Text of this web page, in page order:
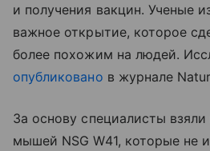
и получения вакцин. Ученые
важное открытие, которое
более похожим на людей.
опубликовано в журнале
За основу специалисты
мышей NSG W41, которые не